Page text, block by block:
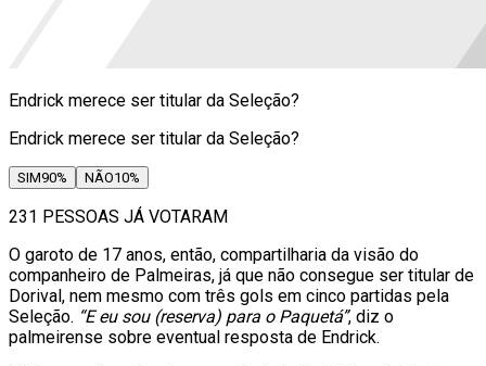
Endrick merece ser titular da Seleção?
Endrick merece ser titular da Seleção?
SIM90% NÃO10%
231 PESSOAS JÁ VOTARAM
O garoto de 17 anos, então, compartilharia da visão do
companheiro de Palmeiras, já que não consegue ser titular de
Dorival, nem mesmo com três gols em cinco partidas pela
Seleção. “E eu sou (reserva) para o Paquetá”, diz o
palmeirense sobre eventual resposta de Endrick.